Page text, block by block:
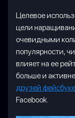
Целевое
цели
очевидными
популярности,
влияет на ее
больше и
друзей фейсбуке
Facebook.